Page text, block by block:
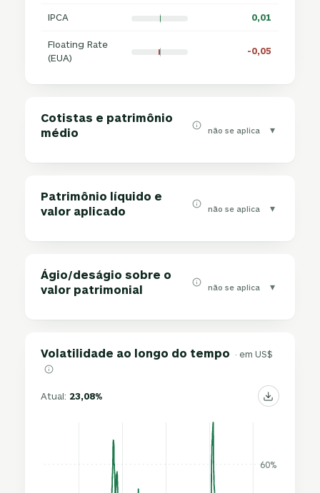
IPCA 0,01
Floating Rate
(EUA)
-0,05
Cotistas e patrimônio
médio
não se aplica ▾
Patrimônio líquido e
valor aplicado
não se aplica ▾
Ágio/deságio sobre o
valor patrimonial
não se aplica ▾
Volatilidade ao longo do tempo · em US$
Atual: 23,08%
60%